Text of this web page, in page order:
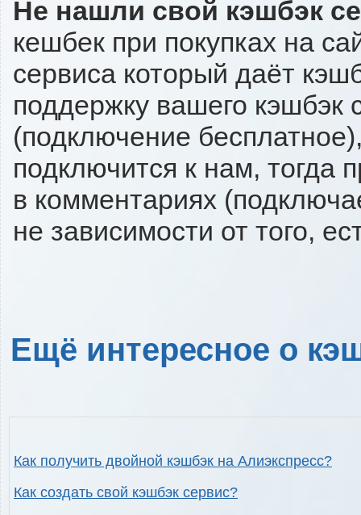
Не нашли свой кэшбэк
кешбек при покупках на
сервиса который даёт
поддержку вашего кэшбэк
(подключение
подключится к нам, тогда
в комментариях
не зависимости от того,
Ещё интересное о
Как получить двойной кэшбэк на Алиэкспресс?
Как создать свой кэшбэк сервис?